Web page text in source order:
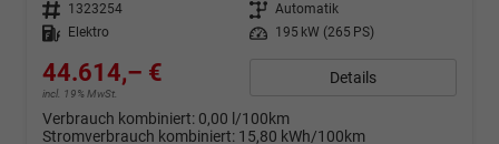
Fahrzeugnr. 1323254 Getriebe Automatik
Kraftstoff
Elektro Leistung 195 kW (265 PS)
44.614,– €
incl. 19% MwSt.
Details
Verbrauch kombiniert: 0,00 l/100km
Stromverbrauch kombiniert: 15,80 kWh/100km